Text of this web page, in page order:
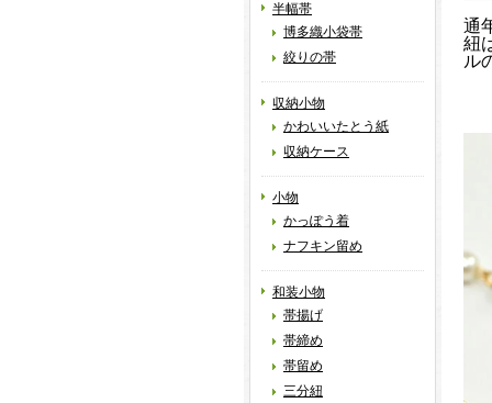
半幅帯
博多織小袋帯
絞りの帯
収納小物
かわいいたとう紙
収納ケース
小物
かっぽう着
ナフキン留め
和装小物
帯揚げ
帯締め
帯留め
三分紐
通
紐
ル